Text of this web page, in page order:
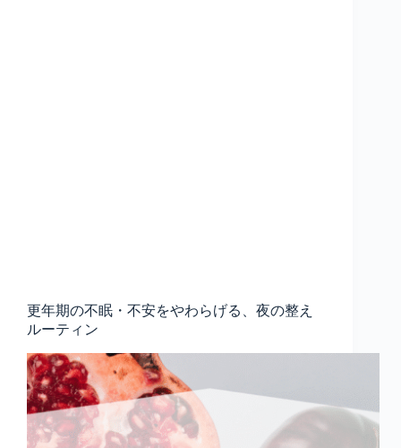
更年期の不眠・不安をやわらげる、夜の整え
ルーティン